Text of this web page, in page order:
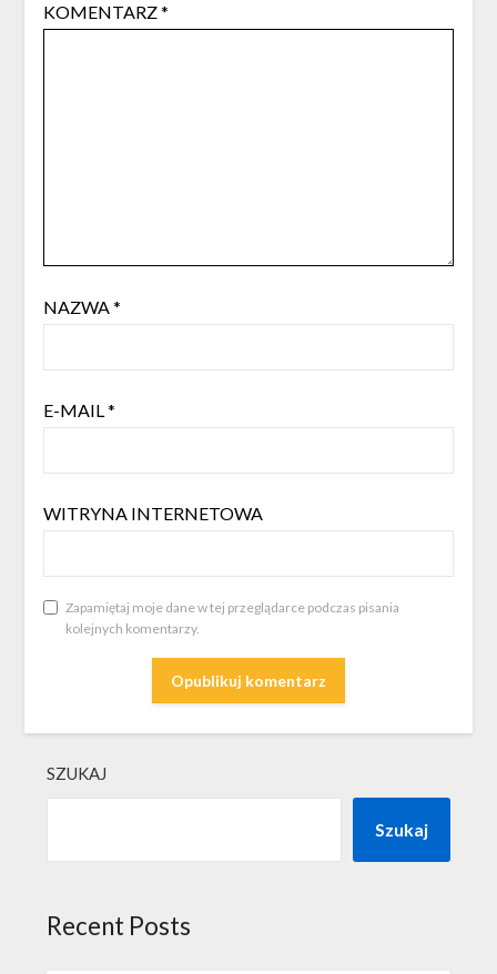
KOMENTARZ*
NAZWA*
E-MAIL*
WITRYNA INTERNETOWA
Zapamiętaj moje dane w tej przeglądarce podczas pisania
kolejnych komentarzy.
SZUKAJ
Szukaj
Recent Posts